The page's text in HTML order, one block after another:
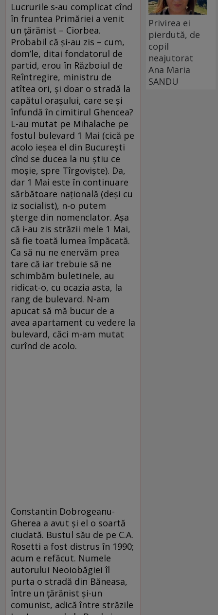
Lucrurile s-au complicat cînd
în fruntea Primăriei a venit
un ţărănist – Ciorbea.
Probabil că şi-au zis – cum,
dom’le, ditai fondatorul de
partid, erou în Războiul de
Reîntregire, ministru de
atîtea ori, şi doar o stradă la
capătul oraşului, care se şi
înfundă în cimitirul Ghencea?
L-au mutat pe Mihalache pe
fostul bulevard 1 Mai (cică pe
acolo ieşea el din Bucureşti
cînd se ducea la nu ştiu ce
moşie, spre Tîrgovişte). Da,
dar 1 Mai este în continuare
sărbătoare naţională (deşi cu
iz socialist), n-o putem
şterge din nomenclator. Aşa
că i-au zis străzii mele 1 Mai,
să fie toată lumea împăcată.
Ca să nu ne enervăm prea
tare că iar trebuie să ne
schimbăm buletinele, au
ridicat-o, cu ocazia asta, la
rang de bulevard. N-am
apucat să mă bucur de a
avea apartament cu vedere la
bulevard, căci m-am mutat
curînd de acolo.
Constantin Dobrogeanu-
Gherea a avut şi el o soartă
ciudată. Bustul său de pe C.A.
Rosetti a fost distrus în 1990;
acum e refăcut. Numele
autorului Neoiobăgiei îl
purta o stradă din Băneasa,
între un ţărănist şi-un
comunist, adică între străzile
Privirea ei
pierdută, de
copil
neajutorat
Ana Maria
SANDU